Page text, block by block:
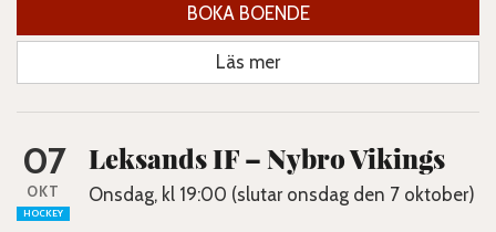
BOKA BOENDE
Läs mer
07
OKT
HOCKEY
Leksands IF – Nybro Vikings
Onsdag, kl 19:00 (slutar onsdag den 7 oktober)